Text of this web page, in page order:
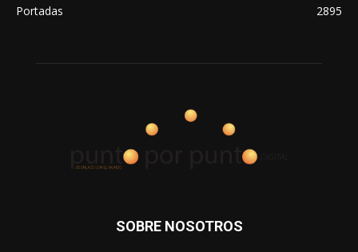
Portadas
2895
SOBRE NOSOTROS